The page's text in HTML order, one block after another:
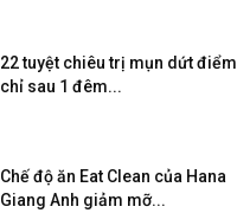
22 tuyệt chiêu trị mụn dứt điểm
chỉ sau 1 đêm...
Chế độ ăn Eat Clean của Hana
Giang Anh giảm mỡ...